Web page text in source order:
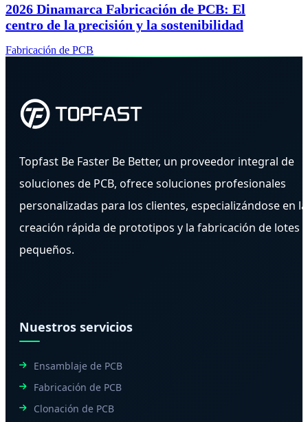
2026 Dinamarca Fabricación de PCB: El
centro de la precisión y la sostenibilidad
Fabricación de PCB
Topfast Be Faster Be Better, un proveedor integral de
soluciones de PCB, ofrece soluciones profesionales
personalizadas para los clientes, especializándose en la
creación rápida de prototipos y la fabricación de lotes
pequeños.
Nuestros servicios
Ensamblaje de PCB
Fabricación de PCB
Clonación de PCB